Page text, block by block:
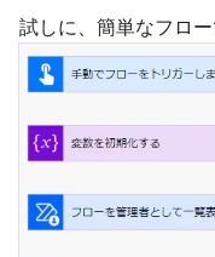
試しに、簡単なフロ